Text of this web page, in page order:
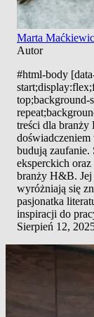
Marta
Autor
#html-body
top;background-
treści dla
budują zaufanie.
eksperckich
branży H&B. Jej
wyróżniają się
pasjonatka
inspiracji do
Sierpień 12,